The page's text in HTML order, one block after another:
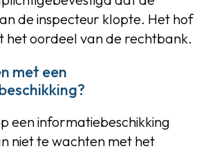
de inspecteur klopte. Het hof
het oordeel van de rechtbank.
met een
een informatiebeschikking
niet te wachten met het